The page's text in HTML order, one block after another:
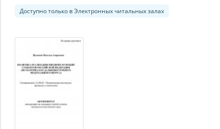
Доступно только в Электронных читальных залах